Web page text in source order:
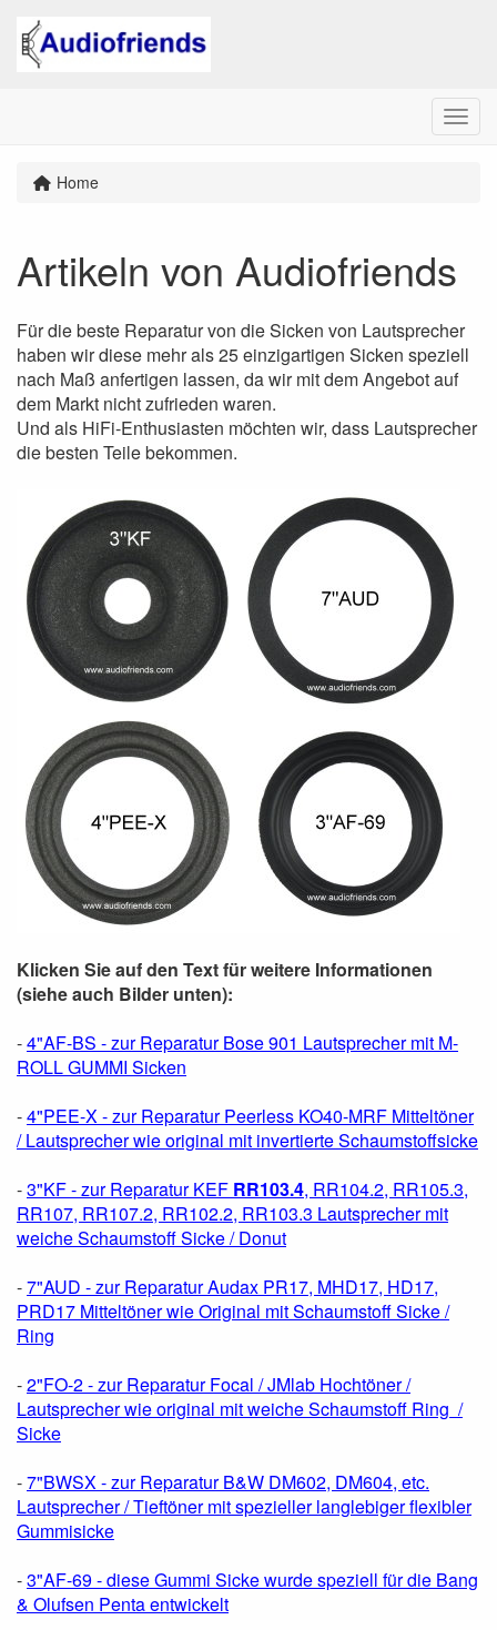
Menu
Home
Artikeln von Audiofriends
Für die beste Reparatur von die Sicken von Lautsprecher
haben wir diese mehr als 25 einzigartigen Sicken speziell
nach Maß anfertigen lassen, da wir mit dem Angebot auf
dem Markt nicht zufrieden waren.
Und als HiFi-Enthusiasten möchten wir, dass Lautsprecher
die besten Teile bekommen.
Klicken Sie auf den Text für weitere Informationen
(siehe auch Bilder unten):
-4"AF-BS - zur Reparatur Bose 901 Lautsprecher mit M-
ROLL GUMMI Sicken
-4"PEE-X - zur Reparatur Peerless KO40-MRF ​​Mitteltöner
/ Lautsprecher wie original mit invertierte Schaumstoffsicke
-3"KF - zur Reparatur KEF RR103.4, RR104.2, RR105.3,
RR107, RR107.2, RR102.2, RR103.3 Lautsprecher mit
weiche Schaumstoff Sicke / Donut
-7"AUD - zur Reparatur Audax PR17, MHD17, HD17,
PRD17 Mitteltöner wie Original mit Schaumstoff Sicke /
Ring
-2"FO-2 - zur Reparatur Focal / JMlab Hochtöner /
Lautsprecher wie original mit weiche Schaumstoff Ring /
Sicke
-7"BWSX - zur Reparatur B&W DM602, DM604, etc.
Lautsprecher / Tieftöner mit spezieller langlebiger flexibler
Gummisicke
-3"AF-69 - diese Gummi Sicke wurde speziell für die Bang
& Olufsen Penta entwickelt